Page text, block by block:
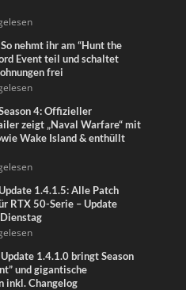
nehmt ihr am “Hunt the
Event teil und schaltet
frei
4: Offizieller
zeigt „Naval Warfare“ mit
Wake Island & enthüllt
1.4.1.5: Alle Patch
RTX 50-Serie – Update
1.4.1.0 bringt Season
und gigantische
inkl. Changelog